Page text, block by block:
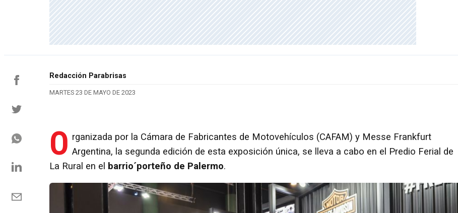
Redacción Parabrisas
MARTES 23 DE MAYO DE 2023
O rganizada por la Cámara de Fabricantes de Motovehículos (CAFAM) y Messe Frankfurt
Argentina, la segunda edición de esta exposición única, se lleva a cabo en el Predio Ferial de
La Rural en el barrio´porteño de Palermo.